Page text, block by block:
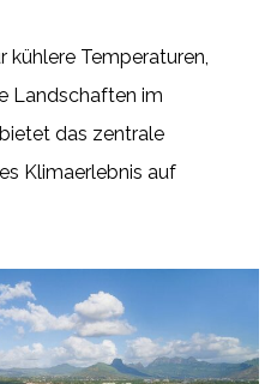
kühlere Temperaturen,
Landschaften im
das zentrale
Klimaerlebnis auf